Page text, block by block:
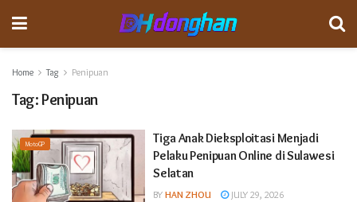
Home Tag Penipuan
Tag:Penipuan
MotoGP
Tiga Anak Dieksploitasi Menjadi
Pelaku Penipuan Online di Sulawesi
Selatan
BY HAN ZHOU JULY 29, 2026